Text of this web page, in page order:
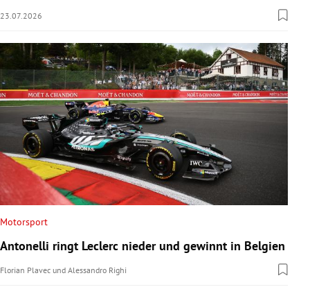
23.07.2026
Motorsport
Antonelli ringt Leclerc nieder und gewinnt in Belgien
Florian Plavec und Alessandro Righi